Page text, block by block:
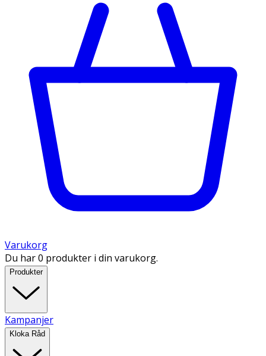
Varukorg
Du har 0 produkter i din varukorg.
Produkter
Kampanjer
Kloka Råd